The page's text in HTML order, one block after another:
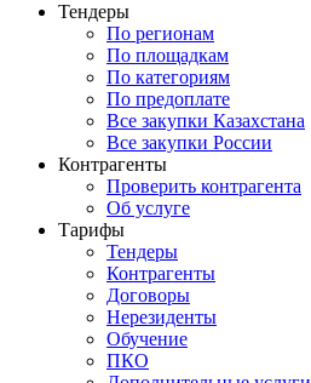
Тендеры
По регионам
По площадкам
По категориям
По предоплате
Все закупки Казахстана
Все закупки России
Контрагенты
Проверить контрагента
Об услуге
Тарифы
Тендеры
Контрагенты
Договоры
Нерезиденты
Обучение
ПКО